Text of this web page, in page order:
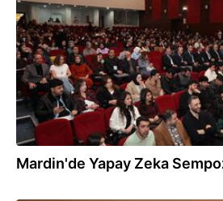
Mardin'de Yapay Zeka